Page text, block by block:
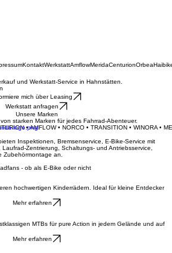
KontaktWerkstattAmflowMeridaCenturion
und Werkstatt-Service in Hahnstätten.
mich über Leasing
Werkstatt anfragen
starken Marken für jedes Fahrrad-Abenteuer.
• AMFLOW • NORCO • TRANSITION • WINORA •
Inspektionen, Bremsenservice, E-Bike-Service mit
Zentrierung, Schaltungs- und Antriebsservice,
an.
- ob als E-Bike oder nicht
hochwertigen Kinderrädern. Ideal für kleine Entdecker
Mehr erfahren
MTBs für pure Action in jedem Gelände und auf